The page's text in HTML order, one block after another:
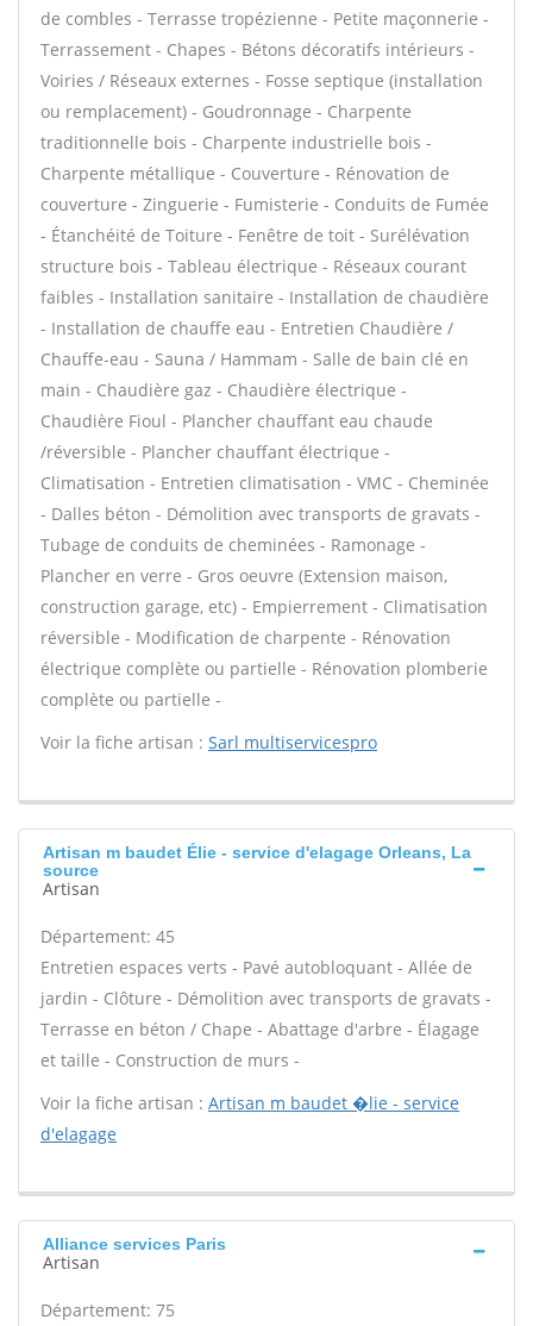
de combles - Terrasse tropézienne - Petite maçonnerie -
Terrassement - Chapes - Bétons décoratifs intérieurs -
Voiries / Réseaux externes - Fosse septique (installation
ou remplacement) - Goudronnage - Charpente
traditionnelle bois - Charpente industrielle bois -
Charpente métallique - Couverture - Rénovation de
couverture - Zinguerie - Fumisterie - Conduits de Fumée
- Étanchéité de Toiture - Fenêtre de toit - Surélévation
structure bois - Tableau électrique - Réseaux courant
faibles - Installation sanitaire - Installation de chaudière
- Installation de chauffe eau - Entretien Chaudière /
Chauffe-eau - Sauna / Hammam - Salle de bain clé en
main - Chaudière gaz - Chaudière électrique -
Chaudière Fioul - Plancher chauffant eau chaude
/réversible - Plancher chauffant électrique -
Climatisation - Entretien climatisation - VMC - Cheminée
- Dalles béton - Démolition avec transports de gravats -
Tubage de conduits de cheminées - Ramonage -
Plancher en verre - Gros oeuvre (Extension maison,
construction garage, etc) - Empierrement - Climatisation
réversible - Modification de charpente - Rénovation
électrique complète ou partielle - Rénovation plomberie
complète ou partielle -
Voir la fiche artisan : Sarl multiservicespro
Artisan m baudet Élie - service d'elagage Orleans, La
source
Artisan
Département: 45
Entretien espaces verts - Pavé autobloquant - Allée de
jardin - Clôture - Démolition avec transports de gravats -
Terrasse en béton / Chape - Abattage d'arbre - Élagage
et taille - Construction de murs -
Voir la fiche artisan : Artisan m baudet �lie - service
d'elagage
Alliance services Paris
Artisan
Département: 75